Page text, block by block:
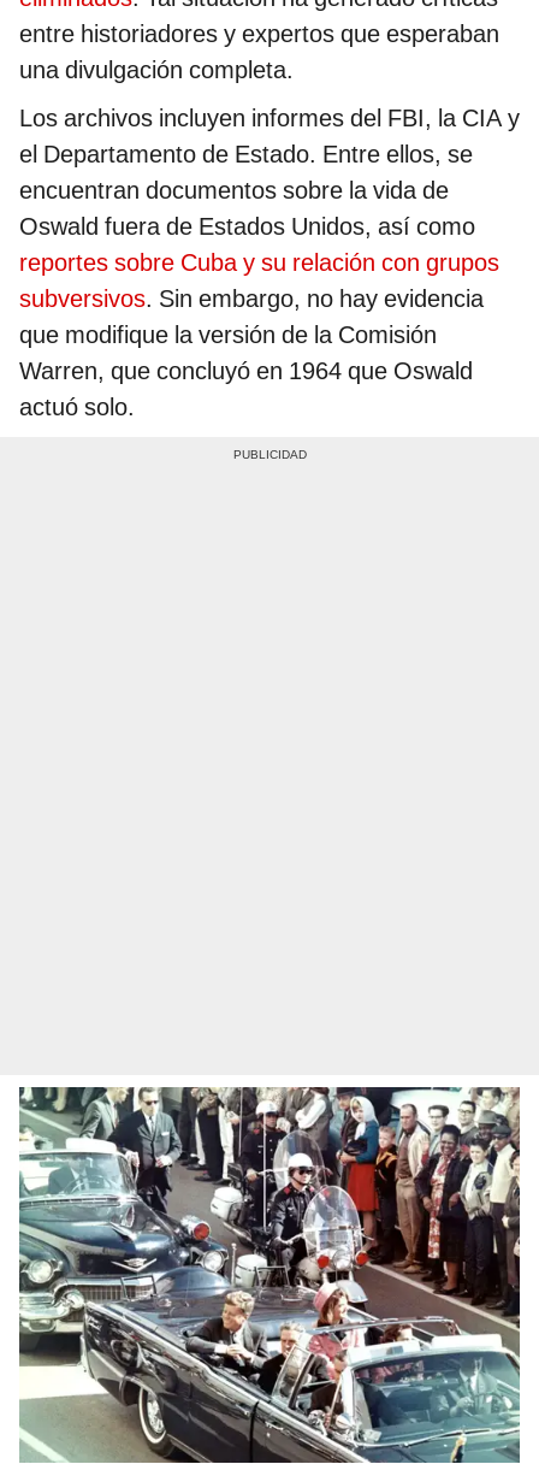
entre historiadores y expertos que esperaban
una divulgación completa.
Los archivos incluyen informes del FBI, la CIA y
el Departamento de Estado. Entre ellos, se
encuentran documentos sobre la vida de
Oswald fuera de Estados Unidos, así como
reportes sobre Cuba y su relación con grupos
subversivos. Sin embargo, no hay evidencia
que modifique la versión de la Comisión
Warren, que concluyó en 1964 que Oswald
actuó solo.